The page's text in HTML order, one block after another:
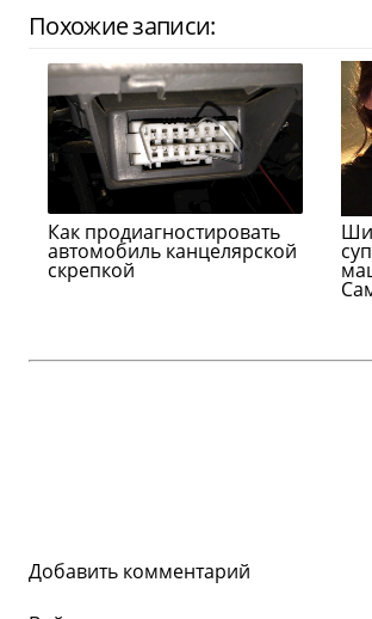
Похожие записи:
Как продиагностировать
автомобиль канцелярской
скрепкой
Добавить комментарий